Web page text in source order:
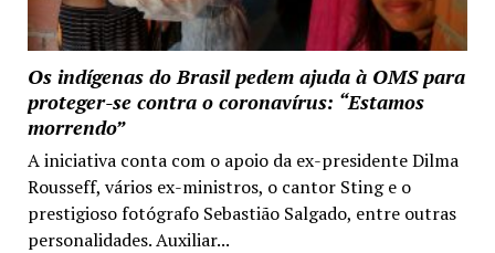
Os indígenas do Brasil pedem ajuda à OMS para
proteger-se contra o coronavírus: “Estamos
morrendo”
A iniciativa conta com o apoio da ex-presidente Dilma
Rousseff, vários ex-ministros, o cantor Sting e o
prestigioso fotógrafo Sebastião Salgado, entre outras
personalidades. Auxiliar...